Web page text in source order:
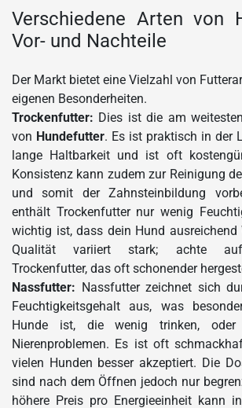
Verschiedene Arten von
Vor- und Nachteile
Der Markt bietet eine Vielzahl von
eigenen Besonderheiten.
Trockenfutter: Dies ist die am
von Hundefutter. Es ist praktisch in der
lange Haltbarkeit und ist oft
Konsistenz kann zudem zur Reinigung
und somit der Zahnsteinbildung
enthält Trockenfutter nur wenig
wichtig ist, dass dein Hund ausreichend
Qualität variiert stark; achte auf
Trockenfutter, das oft schonender
Nassfutter: Nassfutter zeichnet sich
Feuchtigkeitsgehalt aus, was
Hunde ist, die wenig trinken,
Nierenproblemen. Es ist oft
vielen Hunden besser akzeptiert. Die
sind nach dem Öffnen jedoch nur
höhere Preis pro Energieeinheit kann